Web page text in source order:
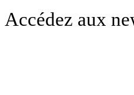
Accédez aux